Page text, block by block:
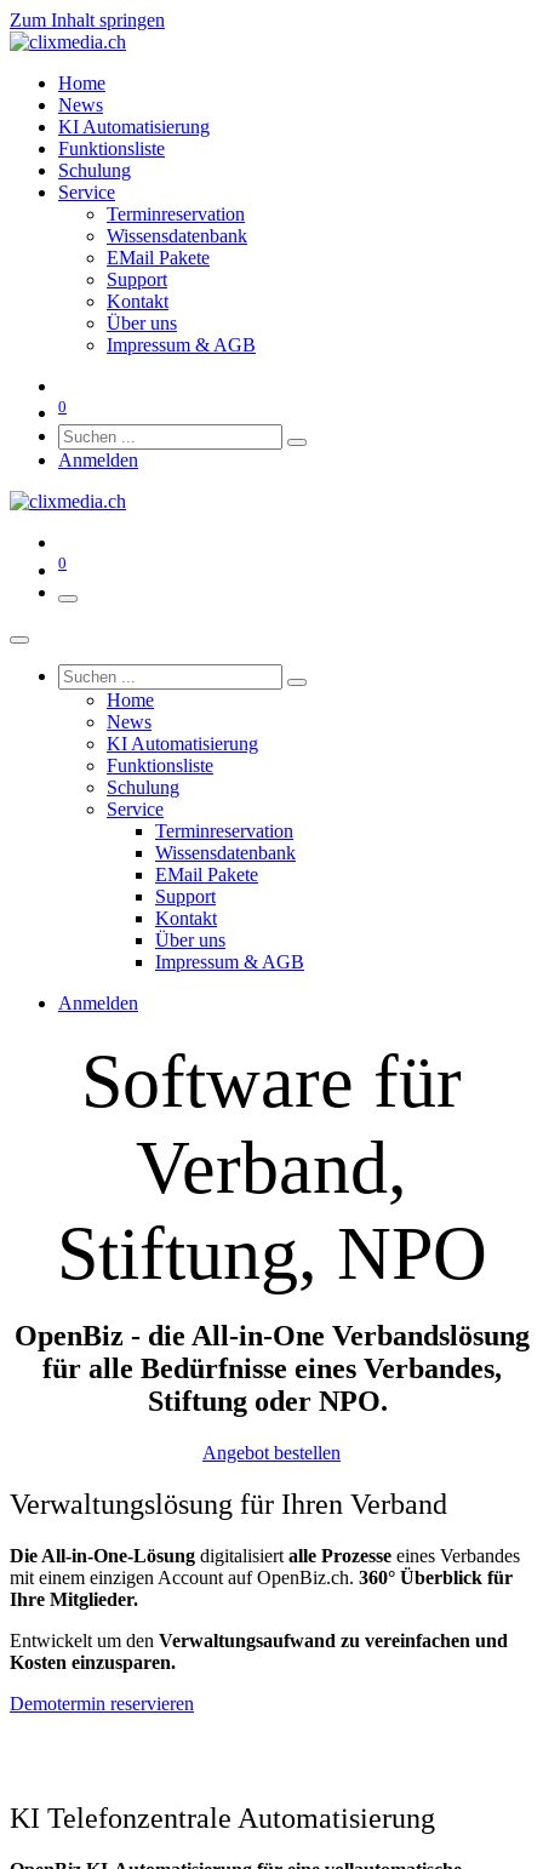
Zum Inhalt springen
Home
News
KI Automatisierung
Funktionsliste
Schulung
Service
Terminreservation
Wissensdatenbank
EMail Pakete
Support
Kontakt
Über uns
Impressum & AGB
0
Anmelden
0
Home
News
KI Automatisierung
Funktionsliste
Schulung
Service
Terminreservation
Wissensdatenbank
EMail Pakete
Support
Kontakt
Über uns
Impressum & AGB
Anmelden
Software für
Verband,
Stiftung, NPO
OpenBiz - die All-in-One Verbandslösung
für alle Bedürfnisse eines Verbandes,
Stiftung oder NPO.
Angebot bestellen
Verwaltungslösung für Ihren Verband
Die All-in-One-Lösung digitalisiert alle Prozesse eines Verbandes
mit einem einzigen Account auf OpenBiz.ch. 360° Überblick für
Ihre Mitglieder.
Entwickelt um den Verwaltungsaufwand zu vereinfachen und
Kosten einzusparen.
Demotermin reservieren
KI Telefonzentrale Automatisierung